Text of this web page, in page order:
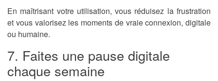
En maîtrisant votre utilisation, vous réduisez la frustration
et vous valorisez les moments de vraie connexion, digitale
ou humaine.
7. Faites une pause digitale
chaque semaine